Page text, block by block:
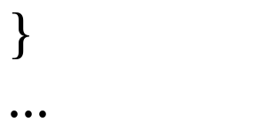
}
...